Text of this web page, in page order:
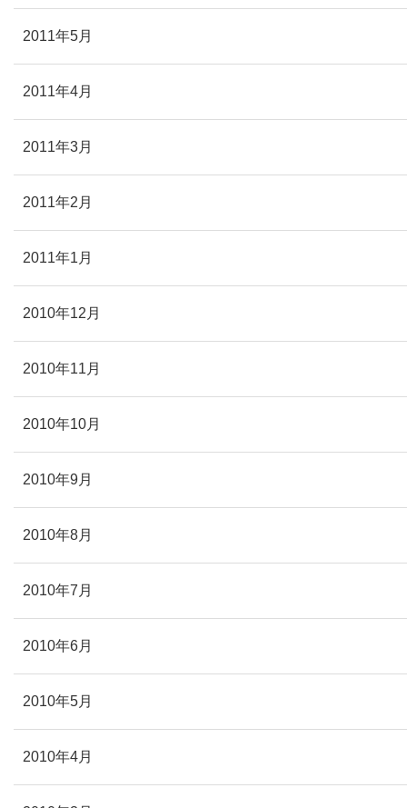
2011年5月
2011年4月
2011年3月
2011年2月
2011年1月
2010年12月
2010年11月
2010年10月
2010年9月
2010年8月
2010年7月
2010年6月
2010年5月
2010年4月